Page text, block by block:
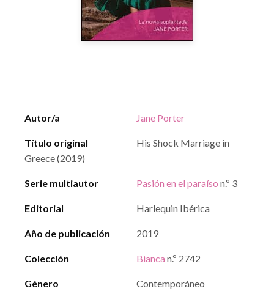
Autor/a Jane Porter
Título original
His Shock Marriage in
Greece (2019)
Serie multiautor Pasión en el paraíso n.º 3
Editorial Harlequin Ibérica
Año de publicación 2019
Colección Bianca n.º 2742
Género Contemporáneo